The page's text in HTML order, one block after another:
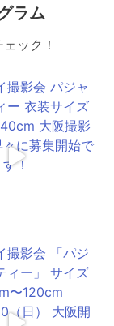
ラム
ック！